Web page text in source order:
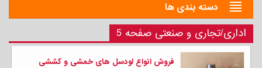
دسته بندی ها
اداری/تجاری و صنعتی صفحه 5
فروش انواع لودسل های خمشی و کششی